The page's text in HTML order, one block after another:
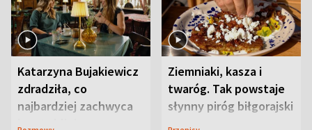
Katarzyna Bujakiewicz
zdradziła, co
najbardziej zachwyca
ją w Lublinie
Ziemniaki, kasza i
twaróg. Tak powstaje
słynny piróg biłgorajski